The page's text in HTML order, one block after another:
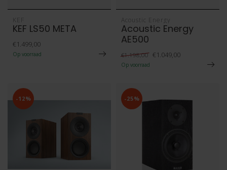
KEF
KEF LS50 META
€1.499,00
Op voorraad
Acoustic Energy
Acoustic Energy
AE500
€1.198,00 €1.049,00
Op voorraad
-12% -25%